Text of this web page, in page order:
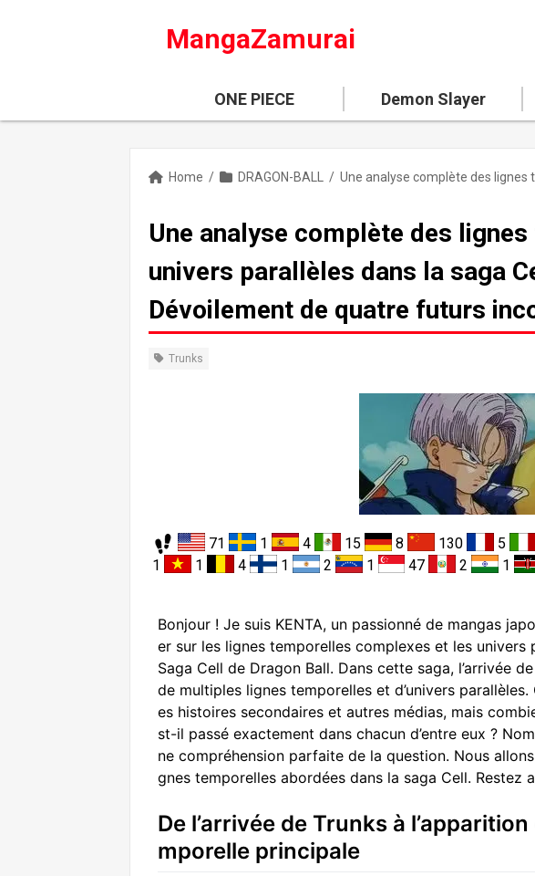
MangaZamurai
ONE PIECE Demon Slayer
Home / DRAGON-BALL /
Une analyse complète des
univers parallèles dans la saga
Dévoilement de quatre futurs
Trunks
71 1 4 15 8 130 5
1
1 4 1 2 1 47 2 1
Bonjour ! Je suis KENTA, un passionné de mangas
er sur les lignes temporelles complexes et les univers
Saga Cell de Dragon Ball. Dans cette saga, l’arrivée
de multiples lignes temporelles et d’univers
es histoires secondaires et autres médias, mais
st-il passé exactement dans chacun d’entre eux ?
ne compréhension parfaite de la question. Nous
gnes temporelles abordées dans la saga Cell. Restez
De l’arrivée de Trunks à
mporelle principale